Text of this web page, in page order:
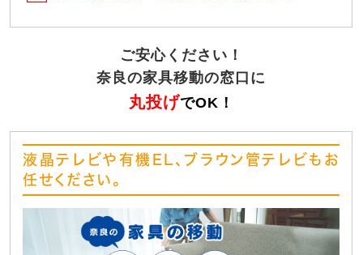
ご安心ください！
奈良の家具移動の窓口に
丸投げでOK！
液晶テレビや有機EL、ブラウン管テレビもお
任せください。